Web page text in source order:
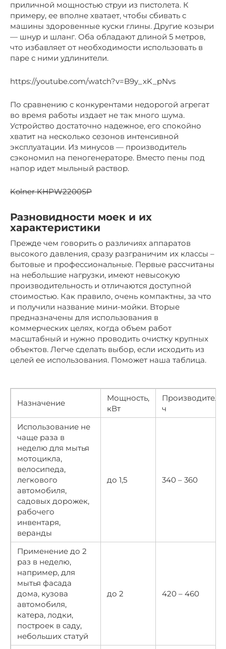
приличной мощностью струи из пистолета. К
примеру, ее вполне хватает, чтобы сбивать с
машины здоровенные куски глины. Другие козыри
— шнур и шланг. Оба обладают длиной 5 метров,
что избавляет от необходимости использовать в
паре с ними удлинители.
https://youtube.com/watch?v=B9y_xK_pNvs
По сравнению с конкурентами недорогой агрегат
во время работы издает не так много шума.
Устройство достаточно надежное, его спокойно
хватит на несколько сезонов интенсивной
эксплуатации. Из минусов — производитель
сэкономил на пеногенераторе. Вместо пены под
напор идет мыльный раствор.
Kolner KHPW2200SP
Разновидности моек и их
характеристики
Прежде чем говорить о различиях аппаратов
высокого давления, сразу разграничим их классы –
бытовые и профессиональные. Первые рассчитаны
на небольшие нагрузки, имеют невысокую
производительность и отличаются доступной
стоимостью. Как правило, очень компактны, за что
и получили название мини-мойки. Вторые
предназначены для использования в
коммерческих целях, когда объем работ
масштабный и нужно проводить очистку крупных
объектов. Легче сделать выбор, если исходить из
целей ее использования. Поможет наша таблица.
Назначение
Мощность,
кВт
ч
Использование не
чаще раза в
неделю для мытья
мотоцикла,
велосипеда,
легкового
автомобиля,
садовых дорожек,
рабочего
инвентаря,
веранды
до 1,5 340 – 360
Применение до 2
раз в неделю,
например, для
мытья фасада
дома, кузова
автомобиля,
катера, лодки,
построек в саду,
небольших статуй
до 2 420 – 460